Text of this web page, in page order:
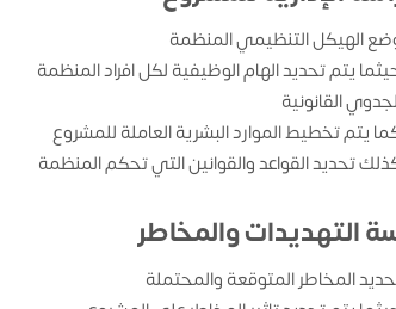
الهيكل التنظيمي المنظمة
يتم تحديد الهام الوظيفية لكل افراد المنظمة
القانونية
يتم تخطيط الموارد البشرية العاملة للمشروع
تحديد القواعد والقوانين التي تحكم المنظمة
التهديدات والمخاطر
المخاطر المتوقعة والمحتملة